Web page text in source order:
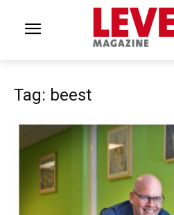
Tag: beest